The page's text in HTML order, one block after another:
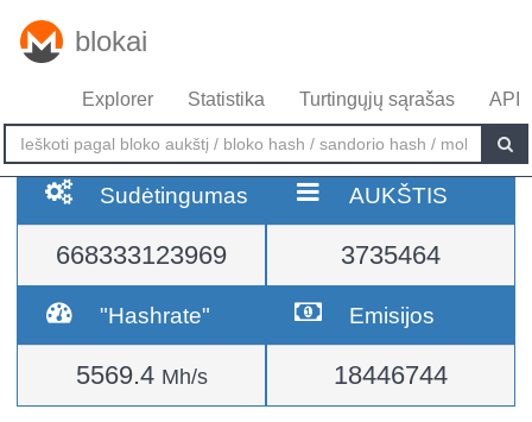
blokai
Explorer Statistika Turtingųjų sąrašas API
Sudėtingumas
668333123969
AUKŠTIS
3735464
"Hashrate"
5569.4 Mh/s
Emisijos
18446744